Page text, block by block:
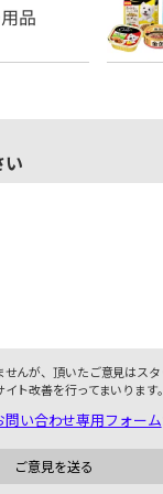
い
んが、頂いたご意見はス
ト改善を行ってまいります。
問い合わせ専用フォーム